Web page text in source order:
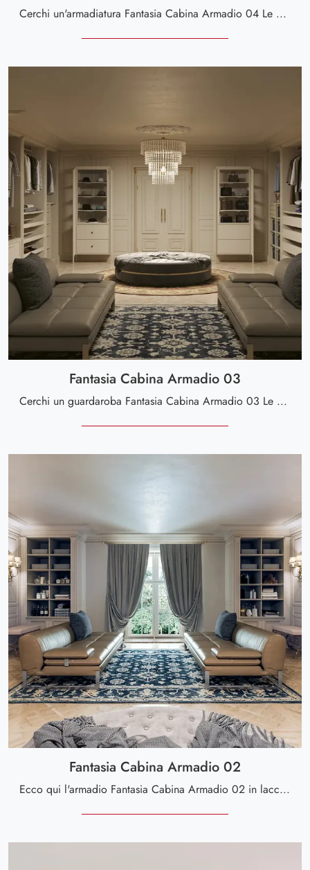
Cerchi un'armadiatura Fantasia Cabina Armadio 04 Le Fablier? Clicca subito! Gli armadi cabine armadio con ante battenti ti attendono.
Fantasia Cabina Armadio 03
Cerchi un guardaroba Fantasia Cabina Armadio 03 Le Fablier? Clicca subito! Gli armadi cabine armadio con ante battenti ti attendono.
Fantasia Cabina Armadio 02
Ecco qui l'armadio Fantasia Cabina Armadio 02 in laccato opaco di Le Fablier! Un ricco catalogo di armadi cabine armadio con ante battenti.